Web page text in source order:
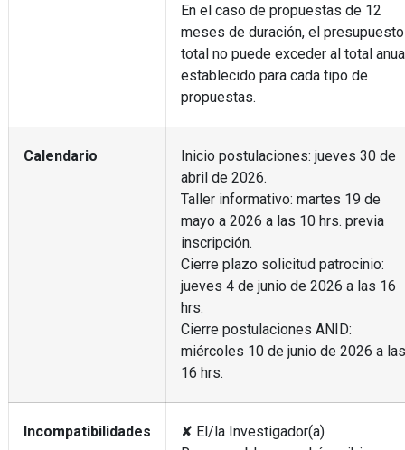
En el caso de propuestas de 12
meses de duración, el presupuesto
total no puede exceder al total
establecido para cada tipo de
propuestas.
Calendario
Inicio postulaciones: jueves 30 de
abril de 2026.
Taller informativo: martes 19 de
mayo a 2026 a las 10 hrs. previa
inscripción.
Cierre plazo solicitud patrocinio:
jueves 4 de junio de 2026 a las 16
hrs.
Cierre postulaciones ANID:
miércoles 10 de junio de 2026 a las
16 hrs.
Incompatibilidades
✘ El/la Investigador(a)